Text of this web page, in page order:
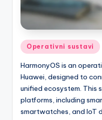
Posted
in
Operativni sustavi
HarmonyOS is an
Huawei, designed to
unified ecosystem. This
platforms, including
smartwatches, and IoT